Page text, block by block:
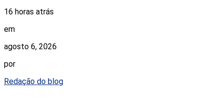
16 horas atrás
em
agosto 6, 2026
por
Redação do blog